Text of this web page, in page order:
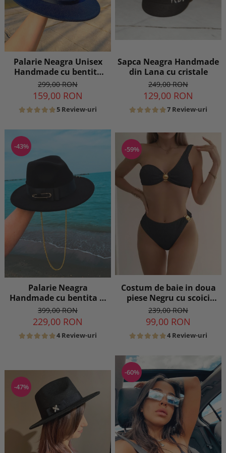
Palarie Neagra Unisex
Handmade cu bentita
detasabila din piele
neagra
299,00 RON
159,00 RON
5 Review-uri
Sapca Neagra Handmade
din Lana cu cristale
249,00 RON
129,00 RON
7 Review-uri
-43%
Palarie Neagra
Handmade cu bentita si
lant detasabil
399,00 RON
229,00 RON
4 Review-uri
-59%
Costum de baie in doua
piese Negru cu scoici
aurii
239,00 RON
99,00 RON
4 Review-uri
-47%
-60%